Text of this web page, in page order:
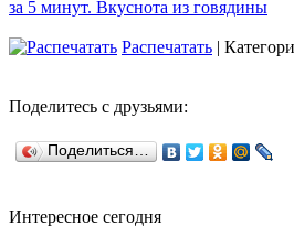
за 5 минут. Вкуснота из говядины
Распечатать |
Поделитесь с друзьями:
Поделиться…
Интересное сегодня